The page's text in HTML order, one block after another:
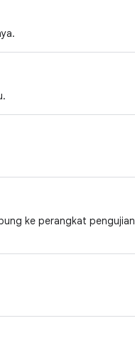
ke perangkat pengujian